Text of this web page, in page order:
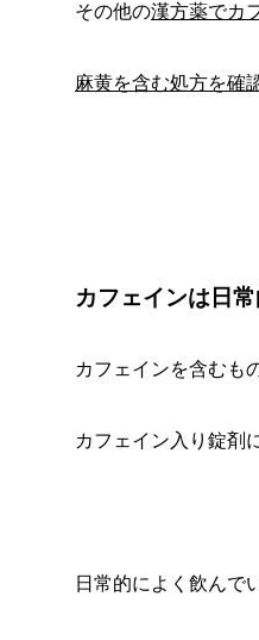
その他の漢方薬でカ
麻黄を含む処方を確
カフェインは日
カフェインを含むも
カフェイン入り錠剤
日常的によく飲んで